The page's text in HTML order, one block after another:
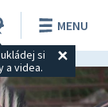
si
a videa.
MENU